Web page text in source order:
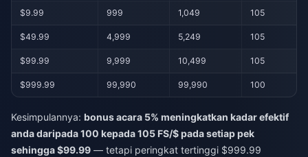
$9.99 999 1,049 105
$49.99 4,999 5,249 105
$99.99 9,999 10,499 105
$999.99 99,990 99,990 100
Kesimpulannya: bonus acara 5% meningkatkan kadar efektif
anda daripada 100 kepada 105 FS/$ pada setiap pek
sehingga $99.99 — tetapi peringkat tertinggi $999.99